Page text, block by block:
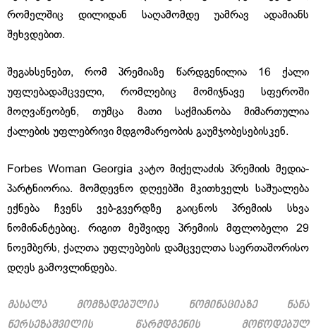
რომელშიც დილიდან საღამომდე უამრავ ადამიანს
შეხვდებით.
შეგახსენებთ, რომ პრემიაზე წარდგენილია 16 ქალი
უფლებადამცველი, რომლებიც მომიჯნავე სფეროში
მოღვაწეობენ, თუმცა მათი საქმიანობა მიმართულია
ქალების უფლებრივი მდგომარეობის გაუმჯობესებისკენ.
Forbes Woman Georgia კატო მიქელაძის პრემიის მედია-
პარტნიორია. მომდევნო დღეებში მკითხველს საშუალება
ექნება ჩვენს ვებ-გვერდზე გაიცნოს პრემიის სხვა
ნომინანტებიც. რიგით მეშვიდე პრემიის მფლობელი 29
ნოემბერს, ქალთა უფლებების დამცველთა საერთაშორისო
დღეს გამოვლინდება.
მასალა მომზადებულია ნომინაციაზე ნანა
ნერსეზაშვილის წარმდგენის მოწოდებულ